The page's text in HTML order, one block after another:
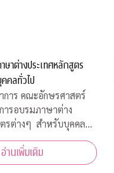
ษาต่างประเทศหลักสูตร
คลทั่วไป
การ คณะอักษรศาสตร์
ารอบรมภาษาต่าง
รต่างๆ สำหรับบุคคล
ยปี 2563 โดยจัดอบรม
น์ เพื่อความปลอดภัย
เข้าร่วมการอบรมทุกคน
อ่านเพิ่มเติม